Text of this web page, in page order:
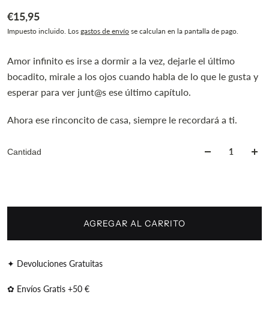
€15,95
Impuesto incluido. Los gastos de envío se calculan en la pantalla de pago.
Amor infinito es irse a dormir a la vez, dejarle el último
bocadito, mirale a los ojos cuando habla de lo que le gusta y
esperar para ver junt@s ese último capítulo.
Ahora ese rinconcito de casa, siempre le recordará a ti.
Cantidad
AGREGAR AL CARRITO
✦ Devoluciones Gratuitas
✿ Envíos Gratis +50 €